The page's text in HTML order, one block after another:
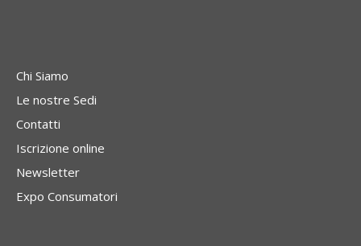
Chi Siamo
Le nostre Sedi
Contatti
Iscrizione online
Newsletter
Expo Consumatori